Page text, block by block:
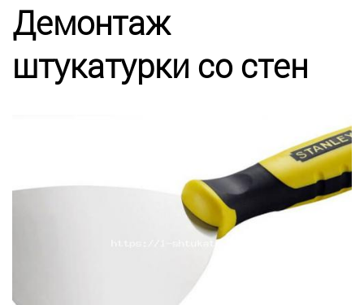
Этапы работ
Цены
Контакты
Демонтаж
штукатурки со стен